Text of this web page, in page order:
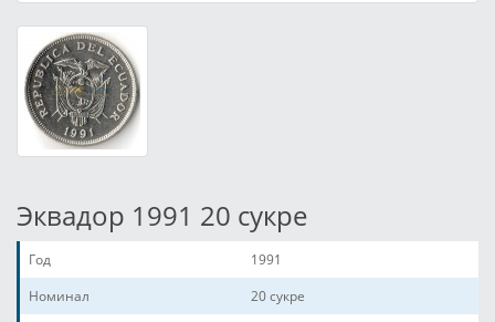
Эквадор 1991 20 сукре
Год
1991
Номинал
20 сукре